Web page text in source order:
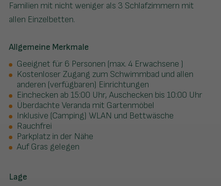
Familien mit nicht weniger als 3 Schlafzimmern mit
allen Einzelbetten.
Allgemeine Merkmale
Geeignet für 6 Personen (max. 4 Erwachsene )
Kostenloser Zugang zum Schwimmbad und allen
anderen (verfügbaren) Einrichtungen
Einchecken ab 15:00 Uhr, Auschecken bis 10:00 Uhr
Überdachte Veranda mit Gartenmöbel
Inklusive (Camping) WLAN und Bettwäsche
Rauchfrei
Parkplatz in der Nähe
Auf Gras gelegen
Lage